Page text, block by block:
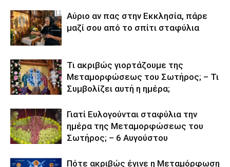
Αύριο αν πας στην Εκκλησία, πάρε
μαζί σου από το σπίτι σταφύλια
Τι ακριβώς γιορτάζουμε της
Μεταμορφώσεως του Σωτήρος; – Τι
Συμβολίζει αυτή η ημέρα;
Γιατί Ευλογούνται σταφύλια την
ημέρα της Μεταμορφώσεως του
Σωτήρος; – 6 Αυγούστου
Πότε ακριβώς έγινε η Μεταμόρφωση